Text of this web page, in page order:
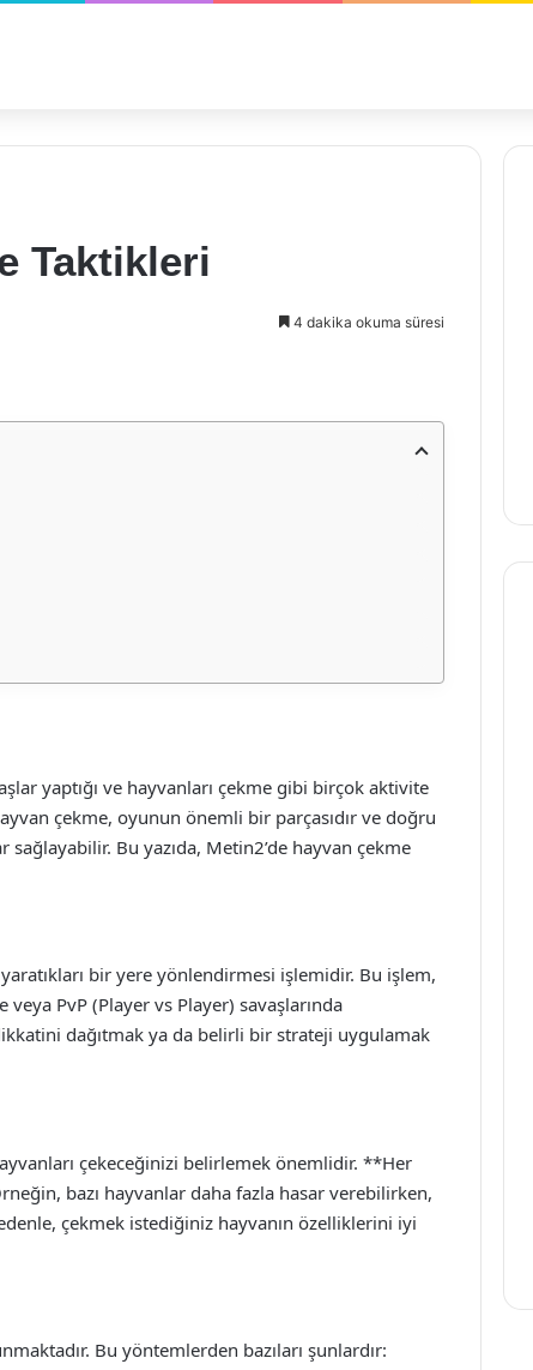
Taktikleri
4 dakika okuma süresi
yaptığı ve hayvanları çekme gibi birçok aktivite
çekme, oyunun önemli bir parçasıdır ve doğru
Bu yazıda, Metin2’de hayvan çekme
bir yere yönlendirmesi işlemidir. Bu işlem,
PvP (Player vs Player) savaşlarında
dağıtmak ya da belirli bir strateji uygulamak
çekeceğinizi belirlemek önemlidir. **Her
bazı hayvanlar daha fazla hasar verebilirken,
çekmek istediğiniz hayvanın özelliklerini iyi
Bu yöntemlerden bazıları şunlardır: